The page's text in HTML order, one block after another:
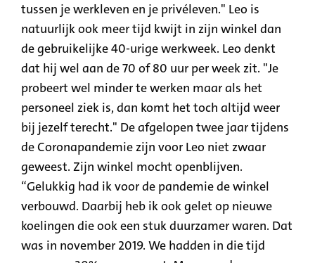
tussen je werkleven en je privéleven." Leo is
natuurlijk ook meer tijd kwijt in zijn winkel dan
de gebruikelijke 40-urige werkweek. Leo denkt
dat hij wel aan de 70 of 80 uur per week zit. "Je
probeert wel minder te werken maar als het
personeel ziek is, dan komt het toch altijd weer
bij jezelf terecht." De afgelopen twee jaar tijdens
de Coronapandemie zijn voor Leo niet zwaar
geweest. Zijn winkel mocht openblijven.
“Gelukkig had ik voor de pandemie de winkel
verbouwd. Daarbij heb ik ook gelet op nieuwe
koelingen die ook een stuk duurzamer waren. Dat
was in november 2019. We hadden in die tijd